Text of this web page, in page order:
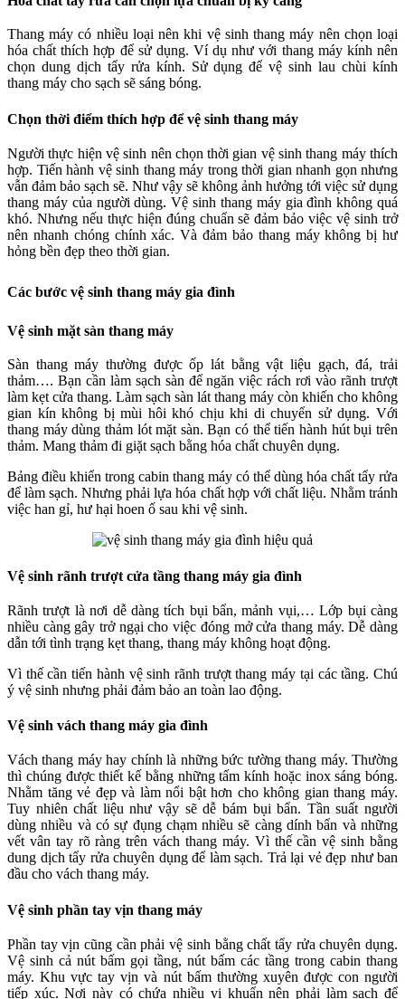
Thang máy có nhiều loại nên khi vệ sinh thang máy nên chọn loại
hóa chất thích hợp để sử dụng. Ví dụ như với thang máy kính nên
chọn dung dịch tẩy rửa kính. Sử dụng để vệ sinh lau chùi kính
thang máy cho sạch sẽ sáng bóng.
Chọn thời điểm thích hợp để vệ sinh thang máy
Người thực hiện vệ sinh nên chọn thời gian vệ sinh thang máy thích
hợp. Tiến hành vệ sinh thang máy trong thời gian nhanh gọn nhưng
vẫn đảm bảo sạch sẽ. Như vậy sẽ không ảnh hưởng tới việc sử dụng
thang máy của người dùng. Vệ sinh thang máy gia đình không quá
khó. Nhưng nếu thực hiện đúng chuẩn sẽ đảm bảo việc vệ sinh trở
nên nhanh chóng chính xác. Và đảm bảo thang máy không bị hư
hỏng bền đẹp theo thời gian.
Các bước vệ sinh thang máy gia đình
Vệ sinh mặt sàn thang máy
Sàn thang máy thường được ốp lát bằng vật liệu gạch, đá, trải
thảm…. Bạn cần làm sạch sàn để ngăn việc rách rơi vào rãnh trượt
làm kẹt cửa thang. Làm sạch sàn lát thang máy còn khiến cho không
gian kín không bị mùi hôi khó chịu khi di chuyển sử dụng. Với
thang máy dùng thảm lót mặt sàn. Bạn có thể tiến hành hút bụi trên
thảm. Mang thảm đi giặt sạch bằng hóa chất chuyên dụng.
Bảng điều khiển trong cabin thang máy có thể dùng hóa chất tẩy rửa
để làm sạch. Nhưng phải lựa hóa chất hợp với chất liệu. Nhằm tránh
việc han gỉ, hư hại hoen ố sau khi vệ sinh.
Vệ sinh rãnh trượt cửa tầng thang máy gia đình
Rãnh trượt là nơi dễ dàng tích bụi bẩn, mảnh vụi,… Lớp bụi càng
nhiều càng gây trở ngại cho việc đóng mở cửa thang máy. Dễ dàng
dẫn tới tình trạng kẹt thang, thang máy không hoạt động.
Vì thế cần tiến hành vệ sinh rãnh trượt thang máy tại các tầng. Chú
ý vệ sinh nhưng phải đảm bảo an toàn lao động.
Vệ sinh vách thang máy gia đình
Vách thang máy hay chính là những bức tường thang máy. Thường
thì chúng được thiết kế bằng những tấm kính hoặc inox sáng bóng.
Nhằm tăng vẻ đẹp và làm nổi bật hơn cho không gian thang máy.
Tuy nhiên chất liệu như vậy sẽ dễ bám bụi bẩn. Tần suất người
dùng nhiều và có sự đụng chạm nhiều sẽ càng dính bẩn và những
vết vân tay rõ ràng trên vách thang máy. Vì thế cần vệ sinh bằng
dung dịch tẩy rửa chuyên dụng để làm sạch. Trả lại vẻ đẹp như ban
đầu cho vách thang máy.
Vệ sinh phần tay vịn thang máy
Phần tay vịn cũng cần phải vệ sinh bằng chất tẩy rửa chuyên dụng.
Vệ sinh cả nút bấm gọi tầng, nút bấm các tầng trong cabin thang
máy. Khu vực tay vịn và nút bấm thường xuyên được con người
tiếp xúc. Nơi này có chứa nhiều vi khuẩn nên phải làm sạch để